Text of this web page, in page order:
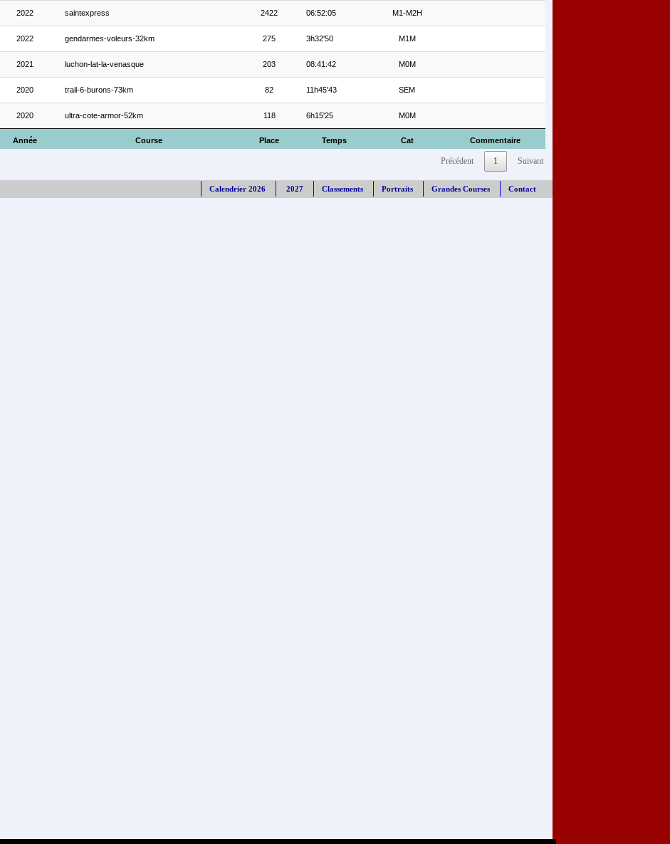
Année Course Place Temps Cat Commentaire
2022 saintexpress 2422 06:52:05 M1-M2H
2022 gendarmes-voleurs-32km 275 3h32'50 M1M
2021 luchon-lat-la-venasque 203 08:41:42 M0M
2020 trail-6-burons-73km 82 11h45'43 SEM
2020 ultra-cote-armor-52km 118 6h15'25 M0M
Précédent 1 Suivant
Calendrier 2026 2027 Classements Portraits Grandes Courses Contact